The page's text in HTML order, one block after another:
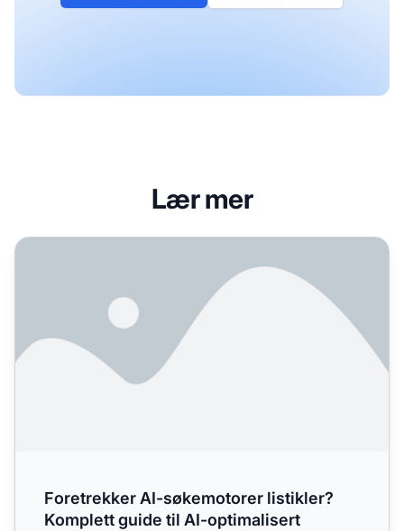
Lær mer
Foretrekker AI-søkemotorer listikler? Komplett guide til
Foretrekker AI-søkemotorer listikler?
Komplett guide til AI-optimalisert